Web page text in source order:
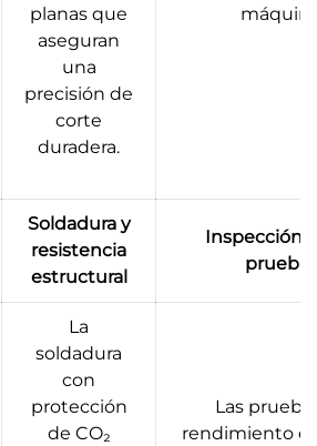
planas que
aseguran
una
precisión de
corte
duradera.
Soldadura y
resistencia
estructural
Inspección
pruebas
La
soldadura
con
protección
de CO₂
Las
rendimiento